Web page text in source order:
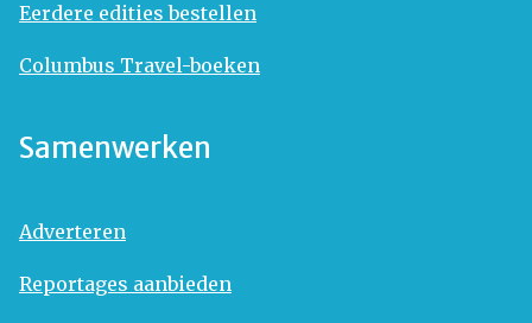
Eerdere edities bestellen
Columbus Travel-boeken
Samenwerken
Adverteren
Reportages aanbieden